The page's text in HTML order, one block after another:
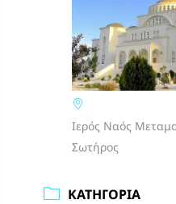
Ιερός Ναός
Σωτήρος
ΚΑΤΗΓΟΡΊΑ